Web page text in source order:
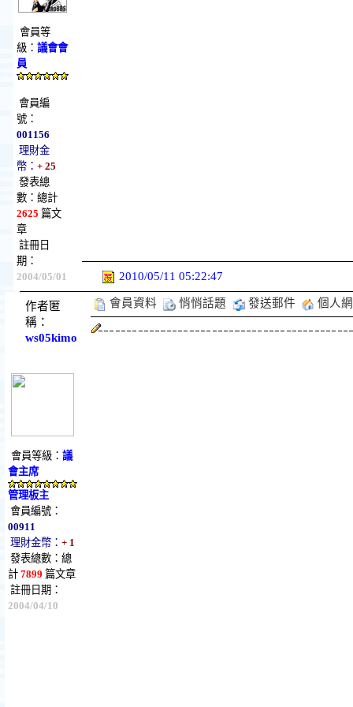
會員等
級： 議會會
員
會員編
號：
001156
理財金
幣： + 25
發表總
數：總計
2625 篇文
章
註冊日
期：
2004/05/01
2010/05/11 05:22:47
作者匿
稱：
ws05kimo
會員等級： 議
會主席
管理板主
會員編號：
00911
理財金幣： + 1
發表總數：總
計 7899 篇文章
註冊日期：
2004/04/10
會員資料 悄悄話題 發送郵件 個人